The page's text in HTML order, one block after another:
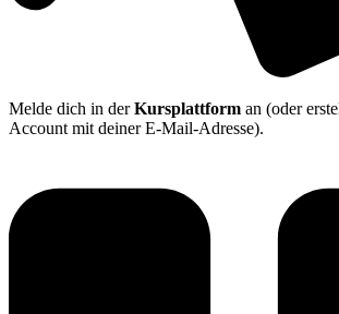
Melde dich in derKursplattform an (oder
Account mit deiner E-Mail-Adresse).